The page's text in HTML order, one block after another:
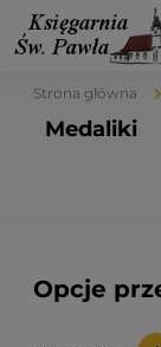
Strona główna
Medaliki
Opcje